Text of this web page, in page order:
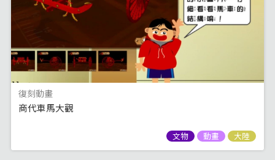
復刻動畫
商代車馬大觀
文物 動畫 大陸